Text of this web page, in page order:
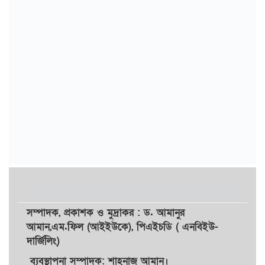
সম্পাদক, প্রকাশকওমুদ্রাকর: ড. আমানুর
আমান,এম.ফিল (আইইউকে), পিএইচডি ( এনবিইউ-
দার্জিলিং)
ব্যবস্থাপনা সম্পাদক: শাহনাজ আমান।